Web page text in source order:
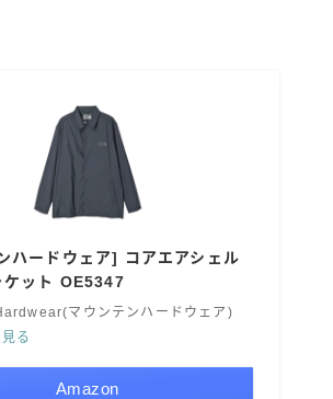
ハードウェア] コアエアシェル
ケット OE5347
マウンテンハードウェア)
る
Amazon